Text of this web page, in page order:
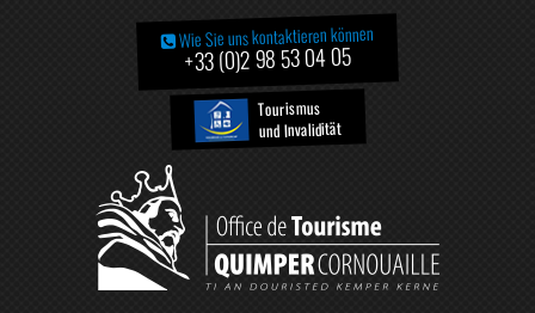
Wie Sie uns kontaktieren können
+33 (0)2 98 53 04 05
Tourismus
und Invalidität